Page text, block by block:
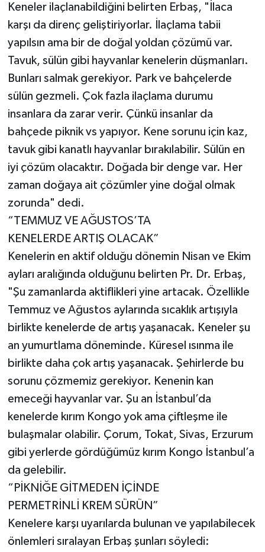
Keneler ilaçlanabildiğini belirten Erbaş, "İlaca
karşı da direnç geliştiriyorlar. İlaçlama tabii
yapılsın ama bir de doğal yoldan çözümü var.
Tavuk, sülün gibi hayvanlar kenelerin düşmanları.
Bunları salmak gerekiyor. Park ve bahçelerde
sülün gezmeli. Çok fazla ilaçlama durumu
insanlara da zarar verir. Çünkü insanlar da
bahçede piknik vs yapıyor. Kene sorunu için kaz,
tavuk gibi kanatlı hayvanlar bırakılabilir. Sülün en
iyi çözüm olacaktır. Doğada bir denge var. Her
zaman doğaya ait çözümler yine doğal olmak
zorunda" dedi.
“TEMMUZ VE AĞUSTOS’TA
KENELERDE ARTIŞ OLACAK”
Kenelerin en aktif olduğu dönemin Nisan ve Ekim
ayları aralığında olduğunu belirten Pr. Dr. Erbaş,
"Şu zamanlarda aktiflikleri yine artacak. Özellikle
Temmuz ve Ağustos aylarında sıcaklık artışıyla
birlikte kenelerde de artış yaşanacak. Keneler şu
an yumurtlama döneminde. Küresel ısınma ile
birlikte daha çok artış yaşanacak. Şehirlerde bu
sorunu çözmemiz gerekiyor. Kenenin kan
emeceği hayvanlar var. Şu an İstanbul’da
kenelerde kırım Kongo yok ama çiftleşme ile
bulaşmalar olabilir. Çorum, Tokat, Sivas, Erzurum
gibi yerlerde gördüğümüz kırım Kongo İstanbul’a
da gelebilir.
“PİKNİĞE GİTMEDEN İÇİNDE
PERMETRİNLİ KREM SÜRÜN”
Kenelere karşı uyarılarda bulunan ve yapılabilecek
önlemleri sıralayan Erbaş şunları söyledi: